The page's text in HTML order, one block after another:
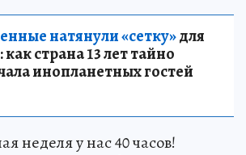
натянули «сетку»для
страна 13 лет тайно
инопланетных гостей
неделя у нас 40 часов!